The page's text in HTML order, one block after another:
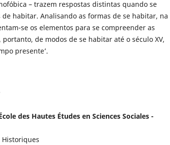
– trazem respostas distintas quando se
habitar. Analisando as formas de se habitar, na
se os elementos para se compreender as
de modos de se habitar até o século XV,
presente’.
des Hautes Études en Sciences Sociales -
Historiques